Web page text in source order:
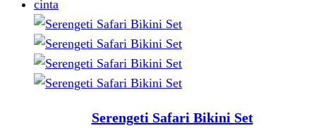
Serengeti Safari Bikini Set